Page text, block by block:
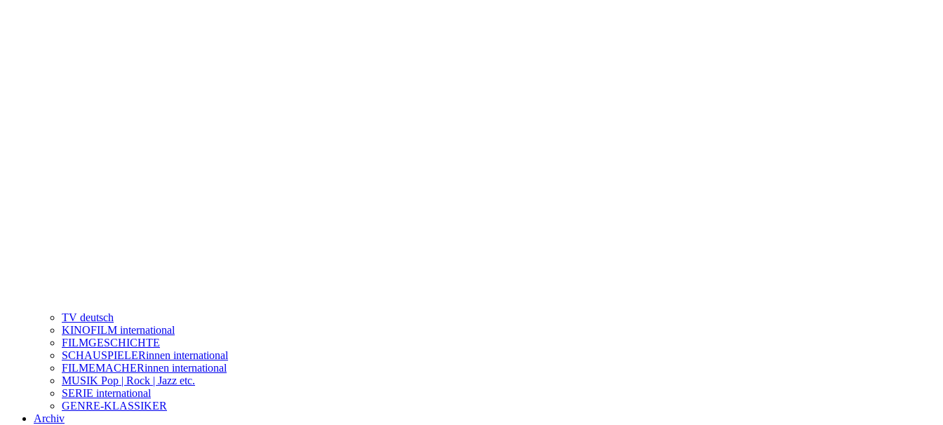
TV deutsch
KINOFILM international
FILMGESCHICHTE
SCHAUSPIELERinnen international
FILMEMACHERinnen international
MUSIK Pop | Rock | Jazz etc.
SERIE international
GENRE-KLASSIKER
Archiv